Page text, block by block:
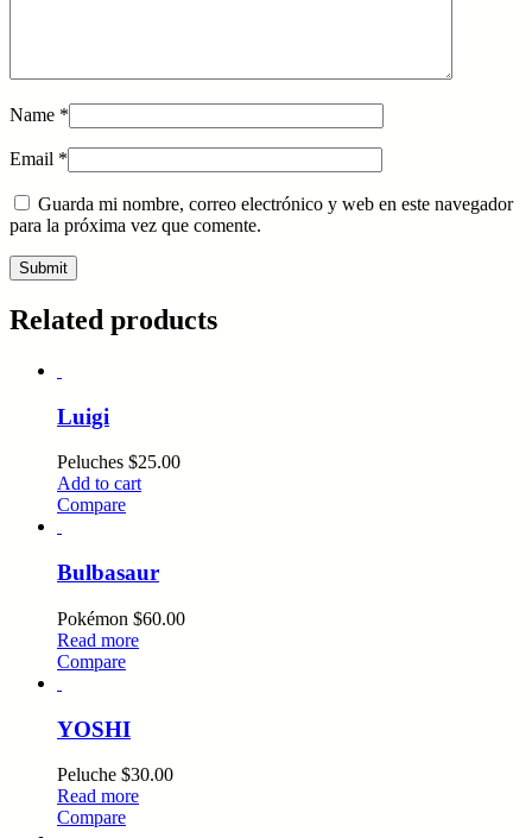
Name *
Email *
Guarda mi nombre, correo electrónico y web en este navegador
para la próxima vez que comente.
Related products
Luigi
Peluches $25.00
Add to cart
Compare
Bulbasaur
Pokémon $60.00
Read more
Compare
YOSHI
Peluche $30.00
Read more
Compare